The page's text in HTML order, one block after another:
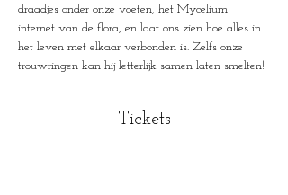
draadjes onder onze voeten, het Mycelium
internet van de flora, en laat ons zien hoe alles in
het leven met elkaar verbonden is. Zelfs onze
trouwringen kan hij letterlijk samen laten smelten!
Tickets